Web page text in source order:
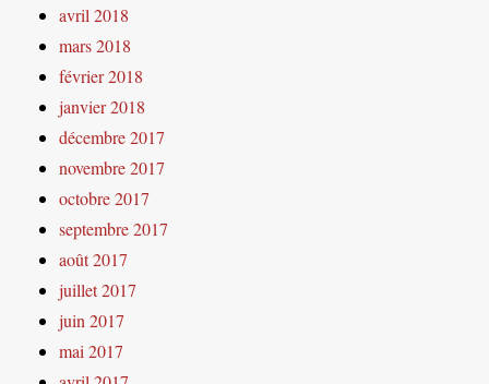
avril 2018
mars 2018
février 2018
janvier 2018
décembre 2017
novembre 2017
octobre 2017
septembre 2017
août 2017
juillet 2017
juin 2017
mai 2017